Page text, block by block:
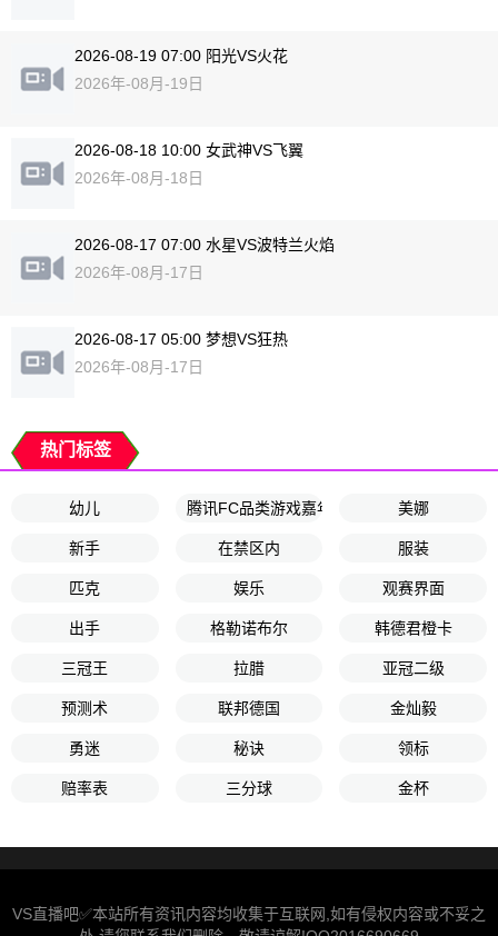
2026-08-19 07:00 阳光VS火花
2026年-08月-19日
2026-08-18 10:00 女武神VS飞翼
2026年-08月-18日
2026-08-17 07:00 水星VS波特兰火焰
2026年-08月-17日
2026-08-17 05:00 梦想VS狂热
2026年-08月-17日
热门标签
幼儿 腾讯FC品类游戏嘉年华 美娜
新手 在禁区内 服装
匹克 娱乐 观赛界面
出手 格勒诺布尔 韩德君橙卡
三冠王 拉腊 亚冠二级
预测术 联邦德国 金灿毅
勇迷 秘诀 领标
赔率表 三分球 金杯
VS直播吧✅本站所有资讯内容均收集于互联网,如有侵权内容或不妥之